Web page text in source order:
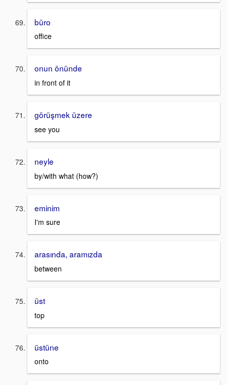
büro
office
onun önünde
in front of it
görüşmek üzere
see you
neyle
by/with what (how?)
eminim
I'm sure
arasında, aramızda
between
üst
top
üstüne
onto